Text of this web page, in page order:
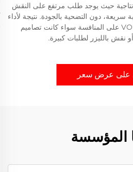
حيث يوجد طلب مرتفع على النقش
سريعة، دون التضحية بالجودة. نتيجة لأداء
الآلة الممتاز، تتفوق VOLERN على المنافسة سواء كانت تصاميم
بالليزر لطلبات كبيرة.
على عرض سعر
المؤسسة